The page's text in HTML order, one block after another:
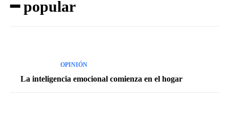
━ popular
OPINIÓN
La inteligencia emocional comienza en el hogar